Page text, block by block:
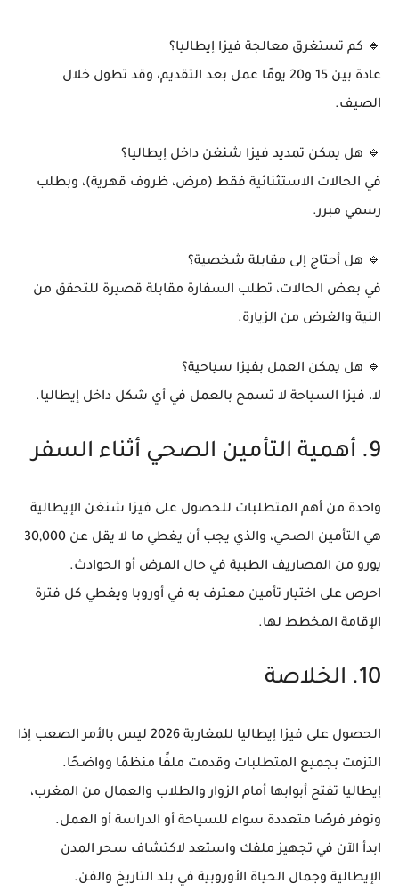
🔹 كم تستغرق معالجة فيزا إيطاليا؟
عادة بين 15 و20 يومًا عمل بعد التقديم، وقد تطول خلال
الصيف.
🔹 هل يمكن تمديد فيزا شنغن داخل إيطاليا؟
في الحالات الاستثنائية فقط (مرض، ظروف قهرية)، وبطلب
رسمي مبرر.
🔹 هل أحتاج إلى مقابلة شخصية؟
في بعض الحالات، تطلب السفارة مقابلة قصيرة للتحقق من
النية والغرض من الزيارة.
🔹 هل يمكن العمل بفيزا سياحية؟
لا، فيزا السياحة لا تسمح بالعمل في أي شكل داخل إيطاليا.
9. أهمية التأمين الصحي أثناء السفر
واحدة من أهم المتطلبات للحصول على فيزا شنغن الإيطالية
هي التأمين الصحي، والذي يجب أن يغطي ما لا يقل عن 30,000
يورو من المصاريف الطبية في حال المرض أو الحوادث.
احرص على اختيار تأمين معترف به في أوروبا ويغطي كل فترة
الإقامة المخطط لها.
10. الخلاصة
الحصول على فيزا إيطاليا للمغاربة 2026
ليس بالأمر الصعب إذا
التزمت بجميع المتطلبات وقدمت ملفًا منظمًا وواضحًا.
إيطاليا تفتح أبوابها أمام الزوار والطلاب والعمال من المغرب،
وتوفر فرصًا متعددة سواء للسياحة أو الدراسة أو العمل.
ابدأ الآن في تجهيز ملفك واستعد لاكتشاف سحر المدن
الإيطالية وجمال الحياة الأوروبية في بلد التاريخ والفن.